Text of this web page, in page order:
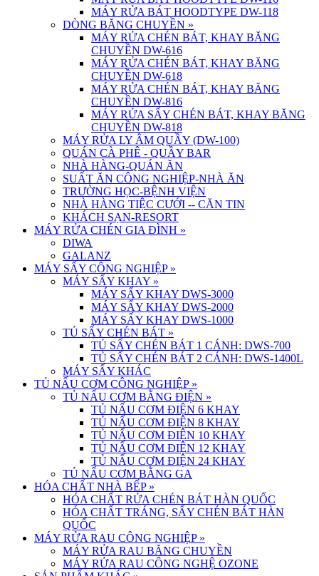
MÁY RỬA BÁT HOODTYPE DW-118
DÒNG BĂNG CHUYỀN »
MÁY RỬA CHÉN BÁT, KHAY BĂNG
CHUYỀN DW-616
MÁY RỬA CHÉN BÁT, KHAY BĂNG
CHUYỀN DW-618
MÁY RỬA CHÉN BÁT, KHAY BĂNG
CHUYỀN DW-816
MÁY RỬA SẤY CHÉN BÁT, KHAY BĂNG
CHUYỀN DW-818
MÁY RỬA LY ÂM QUẦY (DW-100)
QUÁN CÀ PHÊ - QUẦY BAR
NHÀ HÀNG-QUÁN ĂN
SUẤT ĂN CÔNG NGHIỆP-NHÀ ĂN
TRƯỜNG HỌC-BỆNH VIỆN
NHÀ HÀNG TIỆC CƯỚI -- CĂN TIN
KHÁCH SẠN-RESORT
MÁY RỬA CHÉN GIA ĐÌNH »
DIWA
GALANZ
MÁY SẤY CÔNG NGHIỆP »
MÁY SẤY KHAY »
MÁY SẤY KHAY DWS-3000
MÁY SẤY KHAY DWS-2000
MÁY SẤY KHAY DWS-1000
TỦ SẤY CHÉN BÁT »
TỦ SẤY CHÉN BÁT 1 CÁNH: DWS-700
TỦ SẤY CHÉN BÁT 2 CÁNH: DWS-1400L
MÁY SẤY KHÁC
TỦ NẤU CƠM CÔNG NGHIỆP »
TỦ NẤU CƠM BẰNG ĐIỆN »
TỦ NẤU CƠM ĐIỆN 6 KHAY
TỦ NẤU CƠM ĐIỆN 8 KHAY
TỦ NẤU CƠM ĐIỆN 10 KHAY
TỦ NẤU CƠM ĐIỆN 12 KHAY
TỦ NẤU CƠM ĐIỆN 24 KHAY
TỦ NẤU CƠM BẰNG GA
HÓA CHẤT NHÀ BẾP »
HÓA CHẤT RỬA CHÉN BÁT HÀN QUỐC
HÓA CHẤT TRÁNG, SẤY CHÉN BÁT HÀN
QUỐC
MÁY RỬA RAU CÔNG NGHIỆP »
MÁY RỬA RAU BĂNG CHUYỀN
MÁY RỬA RAU CÔNG NGHỆ OZONE